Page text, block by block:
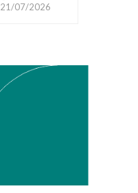
21/07/2026